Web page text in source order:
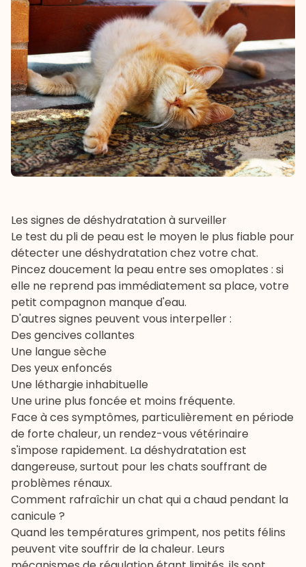
Les signes de déshydratation à surveiller
Le test du pli de peau est le moyen le plus fiable pour
détecter une déshydratation chez votre chat.
Pincez doucement la peau entre ses omoplates : si
elle ne reprend pas immédiatement sa place, votre
petit compagnon manque d'eau.
D'autres signes peuvent vous interpeller :
Des gencives collantes
Une langue sèche
Des yeux enfoncés
Une léthargie inhabituelle
Une urine plus foncée et moins fréquente.
Face à ces symptômes, particulièrement en période
de forte chaleur, un rendez-vous vétérinaire
s'impose rapidement. La déshydratation est
dangereuse, surtout pour les chats souffrant de
problèmes rénaux.
Comment rafraîchir un chat qui a chaud pendant la
canicule ?
Quand les températures grimpent, nos petits félins
peuvent vite souffrir de la chaleur. Leurs